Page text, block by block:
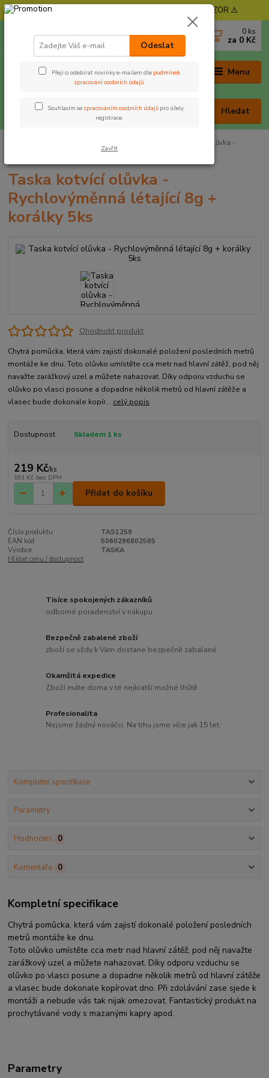
⚠️ POZOR - Objednávky expedujeme od 11. 8. - POZOR ⚠️
Menu
Hledat
0 ks
za 0 Kč
Taska kotvící olůvka -
Rychlovýměnná létající 8g + korálky 5ks
Taska kotvící olůvka -
Rychlovýměnná létající 8g +
korálky 5ks
Ohodnotit produkt
Chytrá pomůcka, která vám zajistí dokonalé položení posledních metrů
montáže ke dnu. Toto olůvko umístěte cca metr nad hlavní zátěž, pod něj
navažte zarážkový uzel a můžete nahazovat. Díky odporu vzduchu se
olůvko po vlasci posune a dopadne několik metrů od hlavní zátěže a
vlasec bude dokonale kopír... celý popis
Dostupnost Skladem 1 ks
219 Kč/ks
181 Kč bez DPH
Přidat do košíku
Číslo produktu:
TAS1259
EAN kód:
5060296802585
Výrobce:
TASKA
Hlídat cenu / dostupnost
Tisíce spokojených zákazníků
odborné poradenství v nákupu
Bezpečně zabalené zboží
zboží se vždy k Vám dostane bezpečně zabalané
Okamžitá expedice
Zboží máte doma v té nejkratší možné lhůtě
Profesionalita
Nejsme žádný nováčci. Na trhu jsme více jak 15 let.
Kompletní specifikace
Parametry
Hodnocení 0
Komentáře 0
Kompletní specifikace
Chytrá pomůcka, která vám zajistí dokonalé položení posledních
metrů montáže ke dnu.
Toto olůvko umístěte cca metr nad hlavní zátěž, pod něj navažte
zarážkový uzel a můžete nahazovat. Díky odporu vzduchu se
olůvko po vlasci posune a dopadne několik metrů od hlavní zátěže
a vlasec bude dokonale kopírovat dno. Při zdolávání zase sjede k
montáži a nebude vás tak nijak omezovat. Fantastický produkt na
prochytávané vody s mazanými kapry apod.
Parametry
Odeslat
Přeji si odebírat novinky e-mailem dle podmínek
zpracování osobních údajů.
Souhlasím se zpracováním osobních údajů pro účely
registrace.
Zavřít